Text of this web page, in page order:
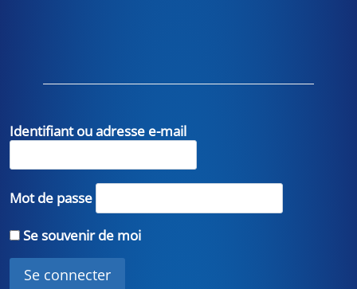
Identifiant ou adresse e-mail
Mot de passe
Se souvenir de moi